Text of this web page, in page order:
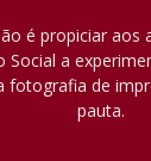
é propiciar aos
Social a
fotografia de
pauta.